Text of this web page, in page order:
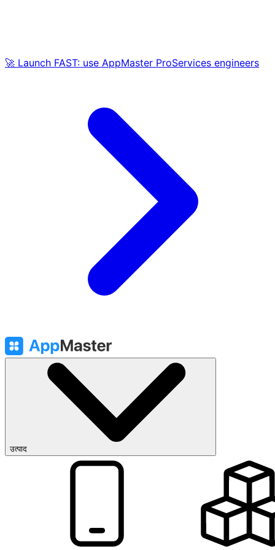
🚀 Launch FAST: use AppMaster ProServices engineers
उत्पाद